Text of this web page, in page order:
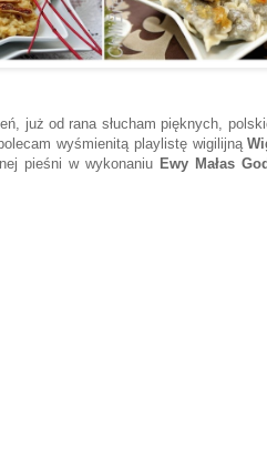
już od rana słucham pięknych,
wyśmienitą playlistę wigilijną
pieśni w wykonaniu Ewy Małas